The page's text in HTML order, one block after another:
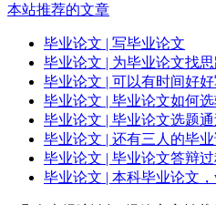
本站推荐的文章
毕业论文 | 写毕业论文
毕业论文 | 为毕业论文找
毕业论文 | 可以有时间好
毕业论文 | 毕业论文如何
毕业论文 | 毕业论文选题
毕业论文 | 还有三人的毕
毕业论文 | 毕业论文答辩
毕业论文 | 本科毕业论文